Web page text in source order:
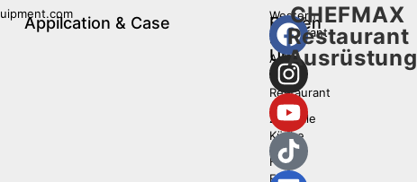
Appilcation & Case
Western
restaurant
Asian
Food
Restaurant
Zentrale
Küche
Fast-
Food-
Folgen
Sie
Uns
CHEFMAX
Restaurant
Ausrüstung